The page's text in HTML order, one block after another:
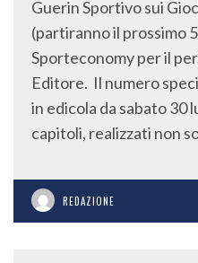
Guerin Sportivo sui
(partiranno il prossimo
Sporteconomy per il
Editore. Il numero
in edicola da sabato 30
capitoli, realizzati non
REDAZIONE